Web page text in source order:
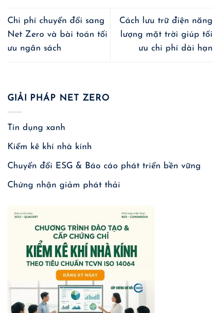
Chi phí chuyển đổi sang
Net Zero và bài toán tối
ưu ngân sách
Cách lưu trữ điện năng
lượng mặt trời giúp tối
ưu chi phí dài hạn
GIẢI PHÁP NET ZERO
Tín dụng xanh
Kiểm kê khí nhà kính
Chuyển đổi ESG & Báo cáo phát triển bền vững
Chứng nhận giảm phát thải